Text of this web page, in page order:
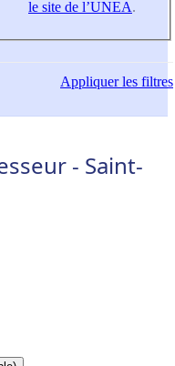
le site de l’UNEA.
Appliquerles filtres
- Saint-